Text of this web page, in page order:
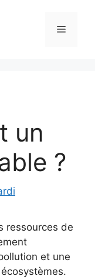
Menu
un
?
ressources de
et une